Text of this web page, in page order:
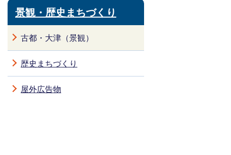
景観・歴史まちづくり
古都・大津（景観）
歴史まちづくり
屋外広告物